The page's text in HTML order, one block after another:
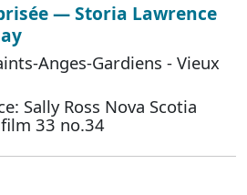
— Storia Lawrence
Anges-Gardiens - Vieux
Sally Ross Nova Scotia
33 no.34